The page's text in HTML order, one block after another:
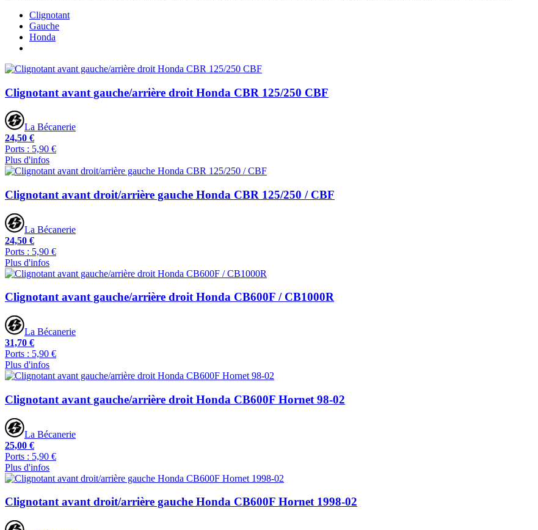
Clignotant
Gauche
Honda
Clignotant avant gauche/arrière droit Honda CBR 125/250 CBF
La Bécanerie
24,50 €
Ports : 5,90 €
Plus d'infos
Clignotant avant droit/arrière gauche Honda CBR 125/250 / CBF
La Bécanerie
24,50 €
Ports : 5,90 €
Plus d'infos
Clignotant avant gauche/arrière droit Honda CB600F / CB1000R
La Bécanerie
31,70 €
Ports : 5,90 €
Plus d'infos
Clignotant avant gauche/arrière droit Honda CB600F Hornet 98-02
La Bécanerie
25,00 €
Ports : 5,90 €
Plus d'infos
Clignotant avant droit/arrière gauche Honda CB600F Hornet 1998-02